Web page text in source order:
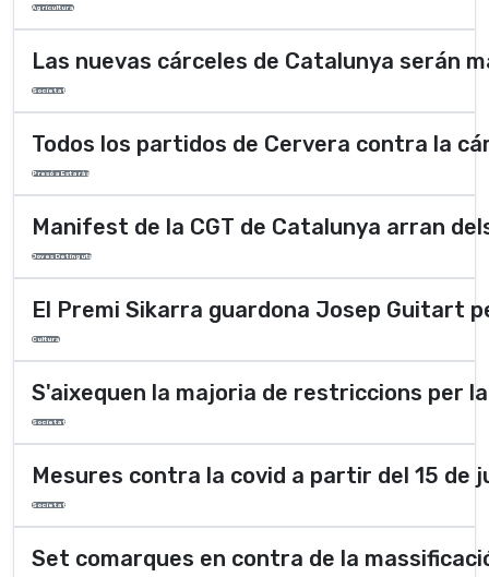
Agricultura
Las nuevas cárceles de Catalunya serán
Societat
Todos los partidos de Cervera contra la
Presó a Estaràs
Manifest de la CGT de Catalunya arran
Joves Detinguts
El Premi Sikarra guardona Josep Guitart
Cultura
S'aixequen la majoria de restriccions per
Societat
Mesures contra la covid a partir del 15 de
Societat
Set comarques en contra de la